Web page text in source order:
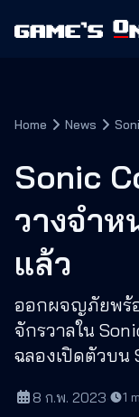
Home News
Sonic
วางจำ
แล้ว
ออกผจญภัยพร้
จักรวาลใน
ฉลองเปิดตัวบน
8 ก.พ. 2023· 1